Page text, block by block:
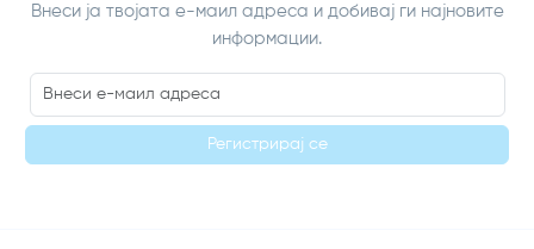
Внеси ја твојата е-маил адреса и добивај ги најновите
информации.
Регистрирај се